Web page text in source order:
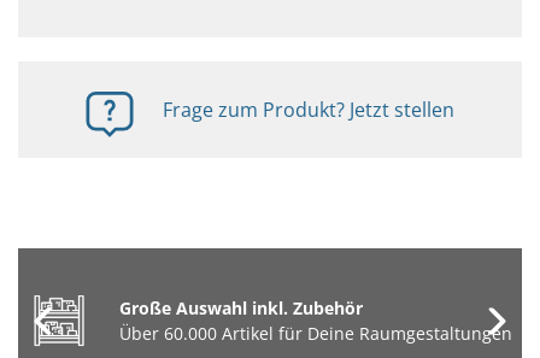
Frage zum Produkt? Jetzt stellen
Große Auswahl inkl. Zubehör
Über 60.000 Artikel für Deine Raumgestaltungen